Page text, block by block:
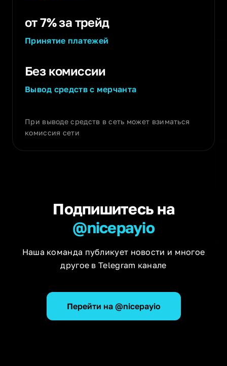
от 7% за трейд
Принятие платежей
Без комиссии
Вывод средств с мерчанта
При выводе средств в сеть может взиматься
комиссия сети
Подпишитесь на
@nicepayio
Наша команда публикует новости и многое
другое в Telegram канале
Перейти на @nicepayio